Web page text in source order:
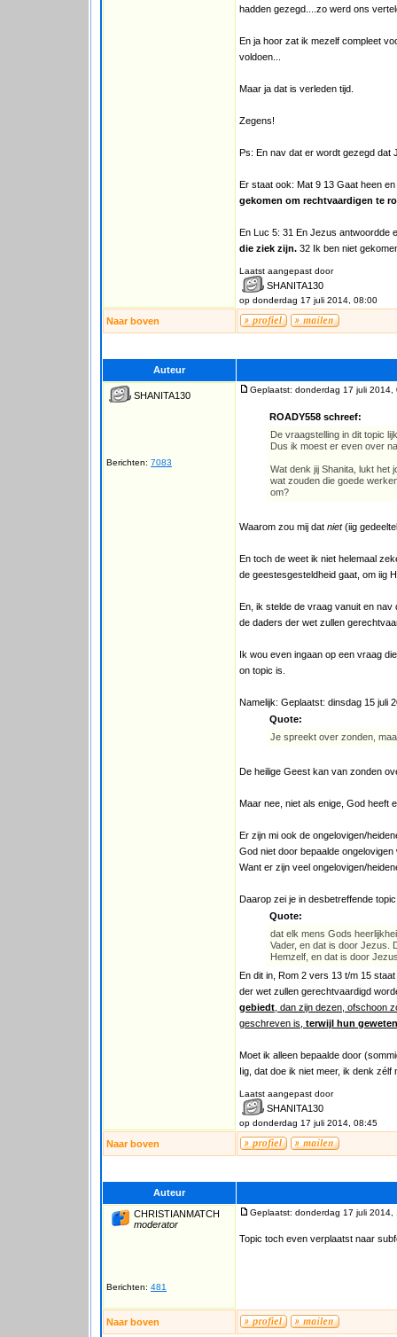
hadden gezegd....zo werd ons
En ja hoor zat ik mezelf compleet
voldoen...
Maar ja dat is verleden tijd.
Zegens!
Ps: En nav dat er wordt gezegd dat
Er staat ook: Mat 9 13 Gaat heen
gekomen om rechtvaardigen te
En Luc 5: 31 En Jezus antwoordde
die ziek zijn. 32 Ik ben niet
Laatst aangepast door
SHANITA130
op donderdag 17 juli 2014, 08:00
Naar boven
Auteur
SHANITA130
Berichten: 7083
Geplaatst: donderdag 17 juli 2014,
ROADY558 schreef:
De vraagstelling in dit topic
Dus ik moest er even over
Wat denk jij Shanita, lukt het
wat zouden die goede
om?
Waarom zou mij dat niet(iig
En toch de weet ik niet helemaal
de geestesgesteldheid gaat, om iig
En, ik stelde de vraag vanuit en
de daders der wet zullen
Ik wou even ingaan op een vraag
on topic is.
Namelijk: Geplaatst: dinsdag 15 juli
Quote:
Je spreekt over zonden,
De heilige Geest kan van zonden
Maar nee, niet als enige, God heeft
Er zijn mi ook de ongelovigen/
God niet door bepaalde
Want er zijn veel ongelovigen/
Daarop zei je in desbetreffende
Quote:
dat elk mens Gods
Vader, en dat is door Jezus.
Hemzelf, en dat is door
En dit in, Rom 2 vers 13 t/m 15
der wet zullen gerechtvaardigd
gebiedt , dan zijn dezen, ofschoon
geschreven is, terwijl hun
Moet ik alleen bepaalde door
Iig, dat doe ik niet meer, ik denk zélf
Laatst aangepast door
SHANITA130
op donderdag 17 juli 2014, 08:45
Naar boven
Auteur
CHRISTIANMATCH
moderator
Berichten: 481
Geplaatst: donderdag 17 juli 2014,
Topic toch even verplaatst naar
Naar boven